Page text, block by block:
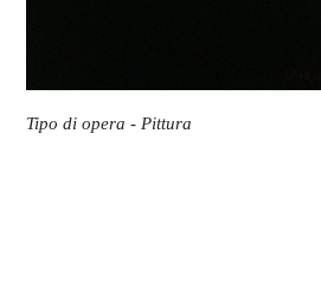
Tipo di opera - Pittura